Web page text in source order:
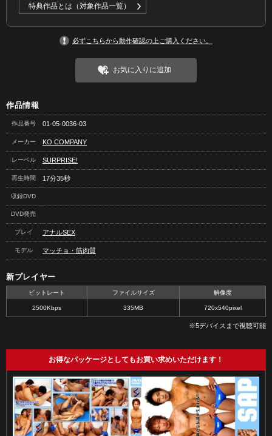
特典作品とは（対象作品一覧）
必ずこちらから動作確認の上ご購入ください。
お気に入りに追加
作品情報
作品番号 01-05-0036-03
メーカー KO COMPANY
レーベル SURPRISE!
再生時間 17分35秒
収録DVD
DVD発売
プレイ アナルSEX
モデル マッチョ・筋肉質
新プレイヤー
ビットレート ファイルサイズ 解像度
2500Kbps 335MB 720x540pixel
※5デバイスまで視聴可能
お得なパッケージとしてもお買い求めいただけます！